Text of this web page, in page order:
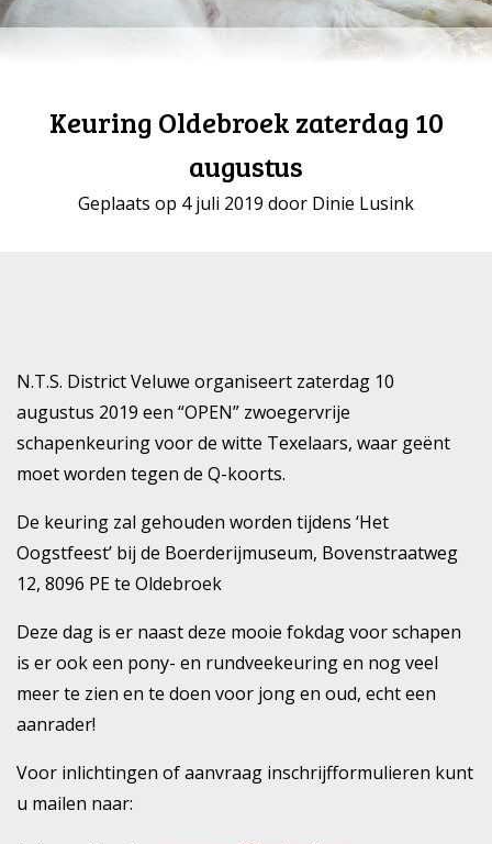
Keuring Oldebroek zaterdag 10
augustus
Geplaats op 4 juli 2019 door Dinie Lusink
N.T.S. District Veluwe organiseert zaterdag 10
augustus 2019 een “OPEN” zwoegervrije
schapenkeuring voor de witte Texelaars, waar geënt
moet worden tegen de Q-koorts.
De keuring zal gehouden worden tijdens ‘Het
Oogstfeest’ bij de Boerderijmuseum, Bovenstraatweg
12, 8096 PE te Oldebroek
Deze dag is er naast deze mooie fokdag voor schapen
is er ook een pony- en rundveekeuring en nog veel
meer te zien en te doen voor jong en oud, echt een
aanrader!
Voor inlichtingen of aanvraag inschrijfformulieren kunt
u mailen naar: